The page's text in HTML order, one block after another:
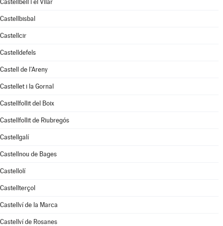
Castellbell i el Vilar
Castellbisbal
Castellcir
Castelldefels
Castell de l'Areny
Castellet i la Gornal
Castellfollit del Boix
Castellfollit de Riubregós
Castellgalí
Castellnou de Bages
Castellolí
Castellterçol
Castellví de la Marca
Castellví de Rosanes